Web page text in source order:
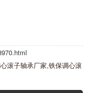
滚子轴承厂家,铁保调心滚